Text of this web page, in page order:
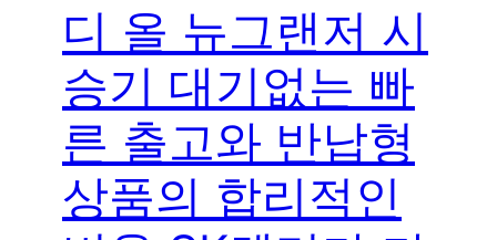
디 올 뉴그랜저 시
승기 대기없는 빠
른 출고와 반납형
상품의 합리적인